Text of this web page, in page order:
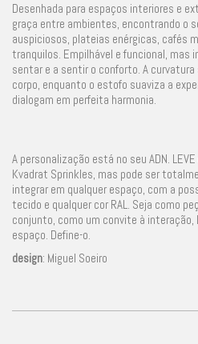
Desenhada para espaços interiores e
graça entre ambientes, encontrando o
auspiciosos, plateias enérgicas, cafés
tranquilos. Empilhável e funcional, mas
sentar e a sentir o conforto. A
corpo, enquanto o estofo suaviza a
dialogam em perfeita harmonia.
A personalização está no seu ADN.
Kvadrat Sprinkles, mas pode ser
integrar em qualquer espaço, com a
tecido e qualquer cor RAL. Seja como
conjunto, como um convite à interação,
espaço. Define-o.
design: Miguel Soeiro